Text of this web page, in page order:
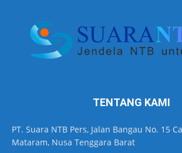
TENTANG KAMI
PT. Suara NTB Pers, Jalan Bangau No. 15
Mataram, Nusa Tenggara Barat